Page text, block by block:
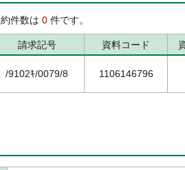
件数は 0 件です。
請求記号 資料コード
/9102ｷ/0079/8 1106146796